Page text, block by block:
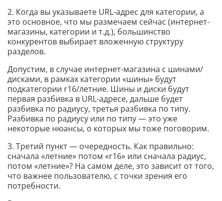
2. Когда вы указываете URL-адрес для категории, а
это основное, что мы размечаем сейчас (интернет-
магазины, категории и т.д.), большинство
конкурентов выбирает вложенную структуру
разделов.
Допустим, в случае интернет-магазина с шинами/
дисками, в рамках категории «шины» будут
подкатегории r16/летние. Шины и диски будут
первая разбивка в URL-адресе, дальше будет
разбивка по радиусу, третья разбивка по типу.
Разбивка по радиусу или по типу — это уже
некоторые нюансы, о которых мы тоже поговорим.
3. Третий пункт — очередность. Как правильно:
сначала «летние» потом «r16» или сначала радиус,
потом «летние»? На самом деле, это зависит от того,
что важнее пользователю, с точки зрения его
потребности.